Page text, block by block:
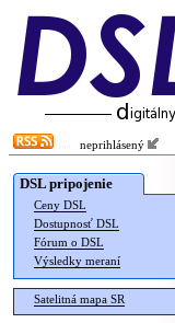
neprihlásený
DSL pripojenie
Ceny DSL
Dostupnosť DSL
Fórum o DSL
Výsledky meraní
Satelitná mapa SR